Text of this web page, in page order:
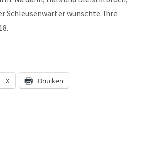
Schleusenwärter wünschte. Ihre
X Drucken